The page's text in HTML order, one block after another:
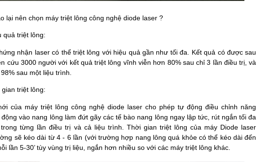
lại nên chọn máy triệt lông công nghệ diode laser ?
quả triệt lông:
nhận laser có thể triệt lông với hiệu quả gần như tối đa. Kết quả có được sau
cứu 3000 người với kết quả triệt lông vĩnh viễn hơn 80% sau chỉ 3 lần điều trị, và
sau một liệu trình.
triệt lông:
của máy triệt lông công nghệ diode laser cho phép tự động điều chỉnh năng
vào nang lông làm đứt gãy các tế bào nang lông ngay lập tức, rút ngắn tối đa
từng lần điều trị và cả liệu trình. Thời gian triệt lông của máy Diode laser
sẽ kéo dài từ 4 - 6 lần (với trường hợp nang lông quá khỏe có thể kéo dài đến
lần 5-30’ tùy vùng trị liệu, ngắn hơn nhiều so với các máy triệt lông khác.